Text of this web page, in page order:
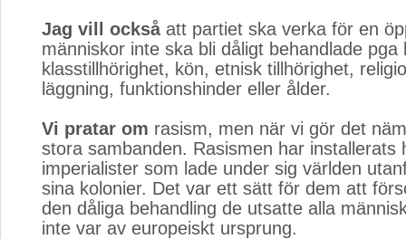
Jag vill ocksåatt partiet ska verka för en
människor inte ska bli dåligt behandlade pga
klasstillhörighet, kön, etnisk tillhörighet,
läggning, funktionshinder eller ålder.
Vi pratar om rasism, men när vi gör det
stora sambanden. Rasismen har installerats
imperialister som lade under sig världen
sina kolonier. Det var ett sätt för dem att
den dåliga behandling de utsatte alla
inte var av europeiskt ursprung.